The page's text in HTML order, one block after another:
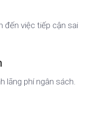
đến việc tiếp cận sai
lãng phí ngân sách.